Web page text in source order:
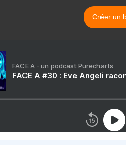
Créer un
FACE A - un podcast Purecharts
FACE A #30 : Eve Angeli